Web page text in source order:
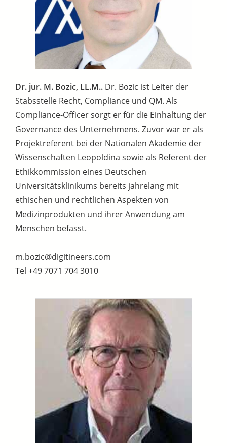
Dr. jur. M. Bozic, LL.M.. Dr. Bozic ist Leiter der
Stabsstelle Recht, Compliance und QM. Als
Compliance-Officer sorgt er für die Einhaltung der
Governance des Unternehmens. Zuvor war er als
Projektreferent bei der Nationalen Akademie der
Wissenschaften Leopoldina sowie als Referent der
Ethikkommission eines Deutschen
Universitätsklinikums bereits jahrelang mit
ethischen und rechtlichen Aspekten von
Medizinprodukten und ihrer Anwendung am
Menschen befasst.
m.bozic@digitineers.com
Tel +49 7071 704 3010